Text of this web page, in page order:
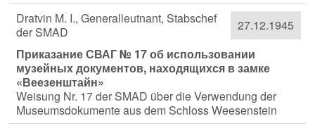
27.12.1945
Dratvin M. I., Generalleutnant, Stabschef
der SMAD
Приказание СВАГ № 17 об использовании
музейных документов, находящихся в замке
«Веезенштайн»
Weisung Nr. 17 der SMAD über die Verwendung der
Museumsdokumente aus dem Schloss Weesenstein